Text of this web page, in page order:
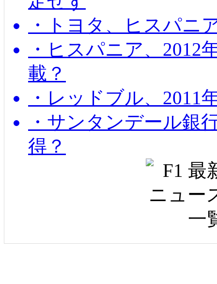
・トヨタ、ヒスパニ
・ヒスパニア、2012
載？
・レッドブル、2011
・サンタンデール銀
得？